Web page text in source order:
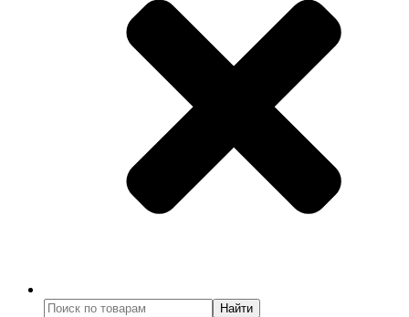
Найти